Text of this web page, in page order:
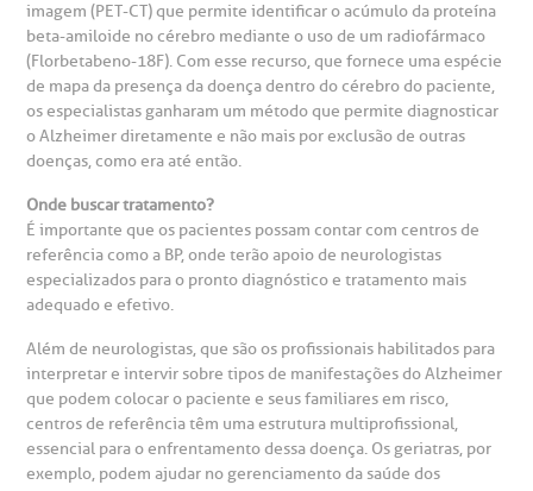
imagem (PET-CT) que permite identificar o acúmulo da proteína
beta-amiloide no cérebro mediante o uso de um radiofármaco
(Florbetabeno-18F). Com esse recurso, que fornece uma espécie
de mapa da presença da doença dentro do cérebro do paciente,
os especialistas ganharam um método que permite diagnosticar
o Alzheimer diretamente e não mais por exclusão de outras
doenças, como era até então.
Onde buscar tratamento?
É importante que os pacientes possam contar com centros de
referência como a BP, onde terão apoio de neurologistas
especializados para o pronto diagnóstico e tratamento mais
adequado e efetivo.
Além de neurologistas, que são os profissionais habilitados para
interpretar e intervir sobre tipos de manifestações do Alzheimer
que podem colocar o paciente e seus familiares em risco,
centros de referência têm uma estrutura multiprofissional,
essencial para o enfrentamento dessa doença. Os geriatras, por
exemplo, podem ajudar no gerenciamento da saúde dos